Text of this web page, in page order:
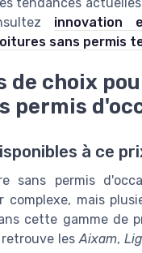
innovation
sans permis
de choix
permis
à ce
sans permis
complexe, mais
cette gamme de
retrouve lesAixam,